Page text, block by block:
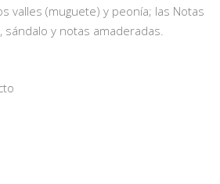
valles (muguete) y peonía; las Notas
sándalo y notas amaderadas.